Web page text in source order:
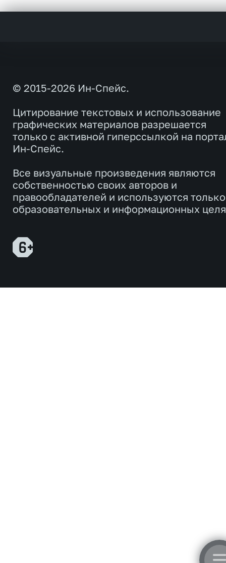
© 2015-2026 Ин-Спейс.
Цитирование текстовых и использование
графических материалов разрешается
только с активной гиперссылкой на
Ин-Спейс.
Все визуальные произведения являются
собственностью своих авторов и
правообладателей и используются
образовательных и информационных